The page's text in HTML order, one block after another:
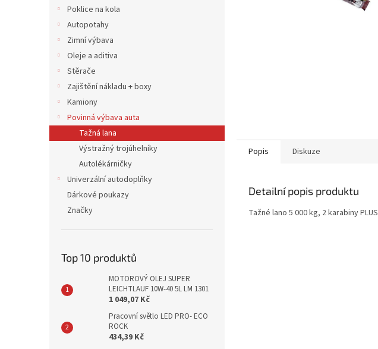
Poklice na kola
Autopotahy
Zimní výbava
Oleje a aditiva
Stěrače
Zajištění nákladu + boxy
Kamiony
Povinná výbava auta
Tažná lana
Výstražný trojúhelníky
Autolékárničky
Univerzální autodoplňky
Dárkové poukazy
Značky
Top 10 produktů
MOTOROVÝ OLEJ SUPER
LEICHTLAUF 10W-40 5L LM 1301
1 049,07 Kč
Pracovní světlo LED PRO- ECO
ROCK
434,39 Kč
Popis Diskuze
Detailní popis produktu
Tažné lano 5 000 kg, 2 karabiny PLUS